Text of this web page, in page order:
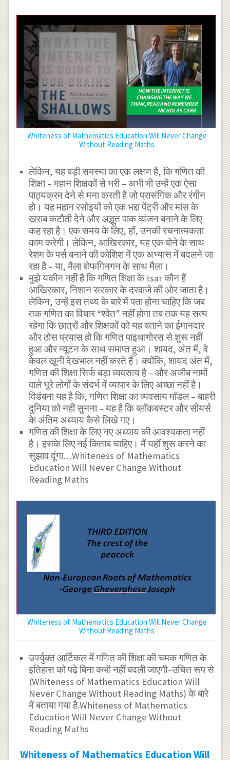
Whiteness of Mathematics Education Will Never Change
Without Reading Maths
लेकिन, यह बड़ी समस्या का एक लक्षण है, कि गणित की
शिक्षा – महान शिक्षकों से भरी – अभी भी उन्हें एक ऐसा
पाठ्यक्रम देने से मना करती है जो प्रासंगिक और रंगीन
हो। यह महान रसोइयों को एक भद्दा पेंट्री और मांस के
खराब कटौती देने और अद्भुत पाक व्यंजन बनाने के लिए
कह रहा है। एक समय के लिए, हाँ, उनकी रचनात्मकता
काम करेगी। लेकिन, आखिरकार, यह एक बोने के साथ
रेशम के पर्स बनाने की कोशिश में एक अभ्यास में बदलने जा
रहा है – या, मैला बोफगिनगन के साथ मैला।
मुझे यकीन नहीं है कि गणित शिक्षा के tsar कौन हैं
आखिरकार, निशान सरकार के दरवाजे की ओर जाता है।
लेकिन, उन्हें इस तथ्य के बारे में पता होना चाहिए कि जब
तक गणित का विचार “श्वेत” नहीं होगा तब तक यह सत्य
रहेगा कि छात्रों और शिक्षकों को यह बताने का ईमानदार
और ठोस प्रयास हो कि गणित पाइथागोरस से शुरू नहीं
हुआ और न्यूटन के साथ समाप्त हुआ। शायद, अंत में, वे
केवल खूनी देखभाल नहीं करते हैं। क्योंकि, शायद अंत में,
गणित की शिक्षा सिर्फ बड़ा व्यवसाय है – और अजीब नामों
वाले भूरे लोगों के संदर्भ में व्यापार के लिए अच्छा नहीं है।
विडंबना यह है कि, गणित शिक्षा का व्यवसाय मॉडल – बाहरी
दुनिया को नहीं सुनना – यह है कि ब्लॉकबस्टर और सीयर्स
के अंतिम अध्याय कैसे लिखे गए।
गणित की शिक्षा के लिए नए अध्याय की आवश्यकता नहीं
है। इसके लिए नई किताब चाहिए। मैं यहाँ शुरू करने का
सुझाव दूंगा…Whiteness of Mathematics
Education Will Never Change Without
Reading Maths
Whiteness of Mathematics Education Will Never Change
Without Reading Maths
उपर्युक्त आर्टिकल में गणित की शिक्षा की चमक गणित के
इतिहास को पढ़े बिना कभी नहीं बदली जाएगी–उचित रूप से
(Whiteness of Mathematics Education Will
Never Change Without Reading Maths) के बारे
में बताया गया है.Whiteness of Mathematics
Education Will Never Change Without
Reading Maths
Whiteness of Mathematics Education Will